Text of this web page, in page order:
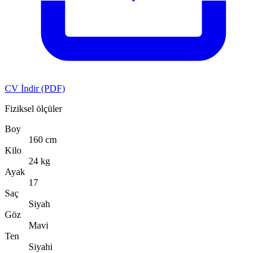
CV İndir (PDF)
Fiziksel ölçüler
Boy
160 cm
Kilo
24 kg
Ayak
17
Saç
Siyah
Göz
Mavi
Ten
Siyahi